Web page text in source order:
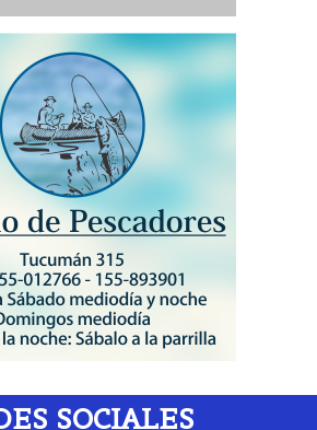
SOCIALES